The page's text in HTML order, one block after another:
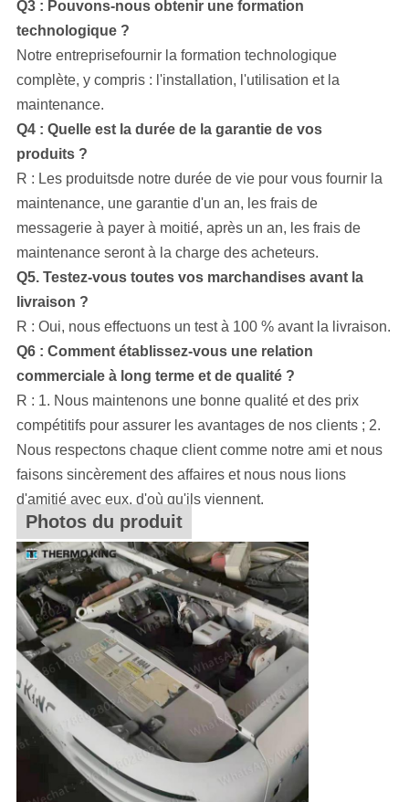
Q3 : Pouvons-nous obtenir une formation
technologique ?
Notre entreprisefournir la formation technologique
complète, y compris : l'installation, l'utilisation et la
maintenance.
Q4 : Quelle est la durée de la garantie de vos
produits ?
R : Les produitsde notre durée de vie pour vous fournir la
maintenance, une garantie d'un an, les frais de
messagerie à payer à moitié, après un an, les frais de
maintenance seront à la charge des acheteurs.
Q5. Testez-vous toutes vos marchandises avant la
livraison ?
R : Oui, nous effectuons un test à 100 % avant la livraison.
Q6 : Comment établissez-vous une relation
commerciale à long terme et de qualité ?
R : 1. Nous maintenons une bonne qualité et des prix
compétitifs pour assurer les avantages de nos clients ; 2.
Nous respectons chaque client comme notre ami et nous
faisons sincèrement des affaires et nous nous lions
d'amitié avec eux, d'où qu'ils viennent.
Photos du produit